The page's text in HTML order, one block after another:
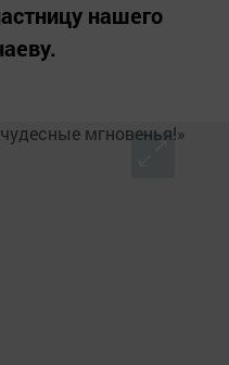
нашего